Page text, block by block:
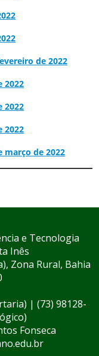
de 2022
2022
2022
2022
março de 2022
e Tecnologia
Inês
Zona Rural, Bahia
| (73) 98128-
Fonseca